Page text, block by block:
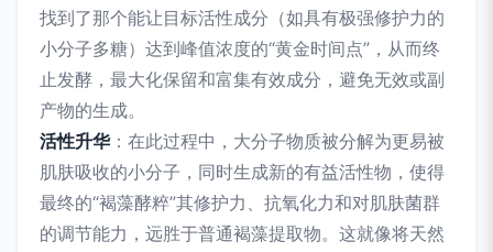
找到了那个能让目标活性成分（如具有极强修护力的
小分子多糖）达到峰值浓度的“黄金时间点”，从而终
止发酵，最大化保留和富集有效成分，避免无效或副
产物的生成。
活性升华：在此过程中，大分子物质被分解为更易被
肌肤吸收的小分子，同时生成新的有益活性物，使得
最终的“褐藻酵粹”其修护力、抗氧化力和对肌肤菌群
的调节能力，远胜于普通褐藻提取物。这就像将天然